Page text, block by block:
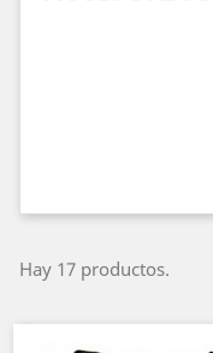
Hay 17 productos.